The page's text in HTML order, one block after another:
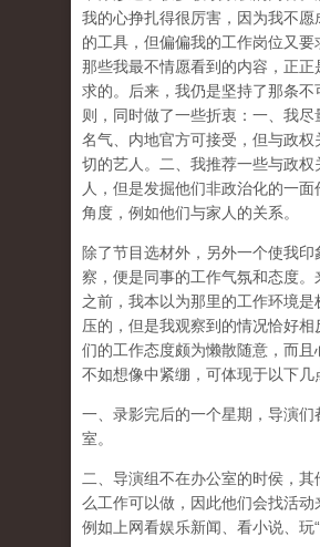
我的心挣扎得很厉害，因为我不愿
的工具，但偏偏我的工作岗位又要
那些我最不情愿看到的内容，正正
求的。后来，我仍是坚持了那条不
则，同时做了一些折衷：一、我尽
名气、内地官方可接受，但与政权
切的艺人。二、我推荐一些与政权
人，但是发掘他们非政治化的一
角度，例如他们与家人的关系。
除了节目选材外，另外一个使我印
察，便是同事的工作气氛和态度。
之前，我本以为那里的工作环境是
压的，但是我观察到的情况恰好相
们的工作态度颇为懒散随意，而且
不如想像中紧绷，可体现于以下几
一、录影完后的一个星期，导演们
室。
二、导演组不在办公室的时侯，其
么工作可以做，因此他们会找活动
例如上网看娱乐新闻、看小说、玩“